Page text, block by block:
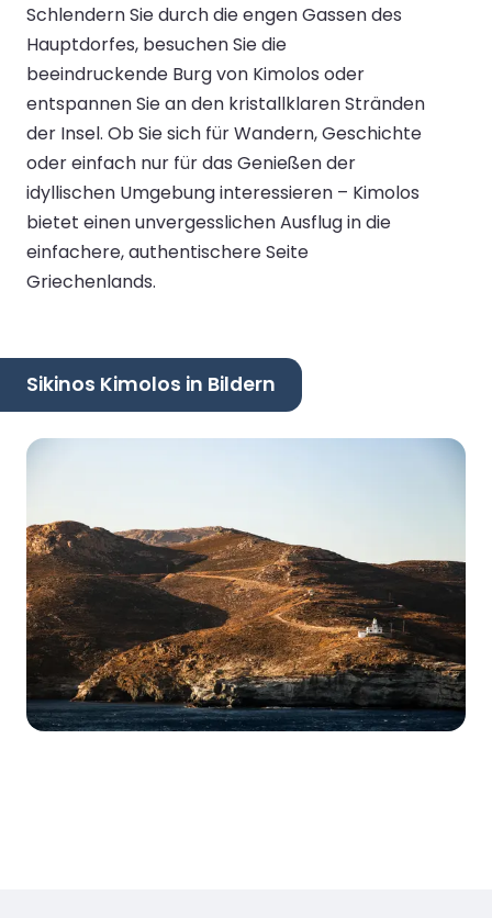
Schlendern Sie durch die engen Gassen des
Hauptdorfes, besuchen Sie die
beeindruckende Burg von Kimolos oder
entspannen Sie an den kristallklaren Stränden
der Insel. Ob Sie sich für Wandern, Geschichte
oder einfach nur für das Genießen der
idyllischen Umgebung interessieren – Kimolos
bietet einen unvergesslichen Ausflug in die
einfachere, authentischere Seite
Griechenlands.
Sikinos Kimolos in Bildern